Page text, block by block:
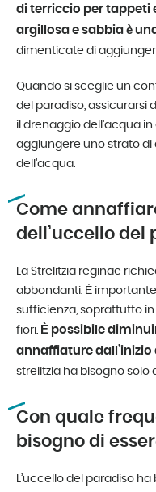
di terriccio per tappeti
argillosa e sabbia è
dimenticate di
Quando si sceglie un
del paradiso, assicurarsi
il drenaggio dell’acqua
aggiungere uno strato di
dell’acqua.
Come
dell’uccello del
La Strelitzia reginae
abbondanti. È
sufficienza, soprattutto
fiori. È possibile
annaffiature
strelitzia ha bisogno solo
Con quale
bisogno di
L’uccello del paradiso